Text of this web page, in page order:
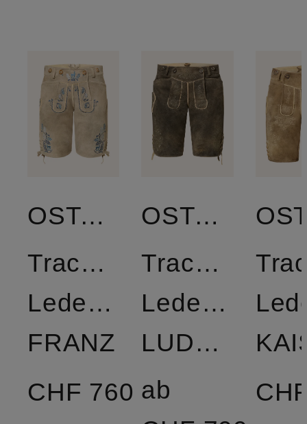
OSTARRICHI
Trachten-
Lederhose
FRANZ
CHF 760
OSTARRICHI
Trachten-
Lederhose
LUDWIG
ab